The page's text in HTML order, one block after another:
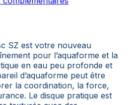
SZ est votre nouveau
pour l’aquaforme et la
en eau peu profonde et
d’aquaforme peut être
la coordination, la force,
Le disque pratique est